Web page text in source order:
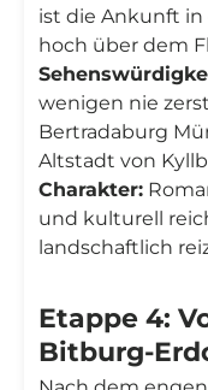
ist die Ankunft
hoch über dem
wenigen nie
Bertradaburg
Altstadt von
Charakter:
und kulturell
landschaftlich
Etappe 4:
Bitburg-